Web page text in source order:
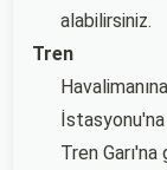
alabilirsiniz.
Tren
Tren